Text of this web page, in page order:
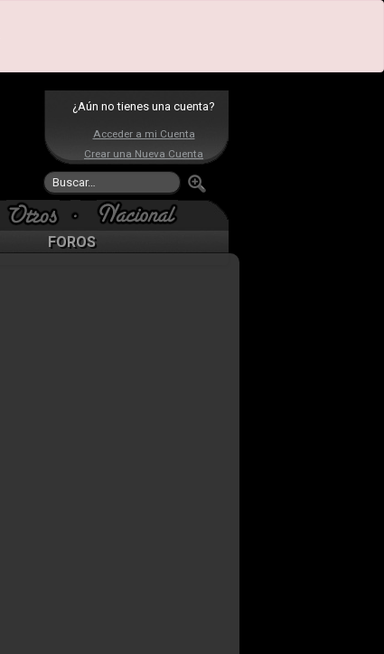
¿Aún no tienes una cuenta?
Acceder a mi Cuenta
Crear una Nueva Cuenta
FOROS